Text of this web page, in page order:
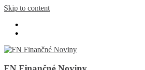
Skip to content